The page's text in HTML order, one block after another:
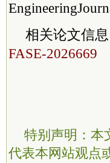
相关论文信息
FASE-2026669
特别声明：本
代表本网站观点